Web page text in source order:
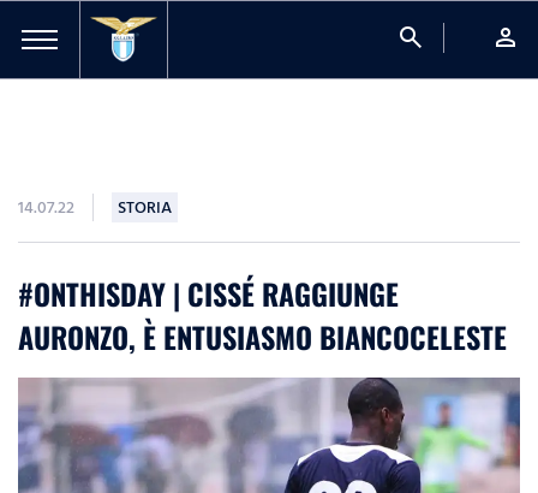
search person
14.07.22 STORIA
#ONTHISDAY | CISSÉ RAGGIUNGE
AURONZO, È ENTUSIASMO BIANCOCELESTE